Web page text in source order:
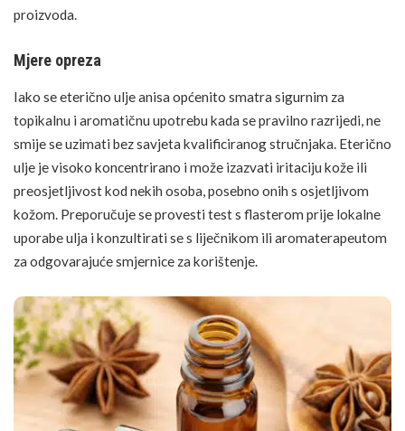
proizvoda.
Mjere opreza
Iako se eterično ulje anisa općenito smatra sigurnim za
topikalnu i aromatičnu upotrebu kada se pravilno razrijedi, ne
smije se uzimati bez savjeta kvalificiranog stručnjaka. Eterično
ulje je visoko koncentrirano i može izazvati iritaciju kože ili
preosjetljivost kod nekih osoba, posebno onih s osjetljivom
kožom. Preporučuje se provesti test s flasterom prije lokalne
uporabe ulja i konzultirati se s liječnikom ili aromaterapeutom
za odgovarajuće smjernice za korištenje.